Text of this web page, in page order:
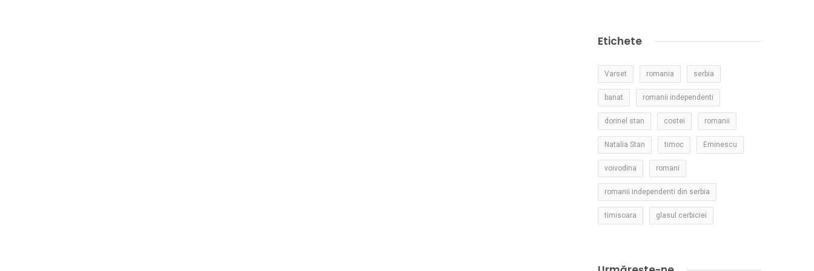
Etichete
Varset romania serbia
banat romanii independenti
dorinel stan costei romanii
Natalia Stan timoc Eminescu
voivodina romani
romanii independenti din serbia
timisoara glasul cerbiciei